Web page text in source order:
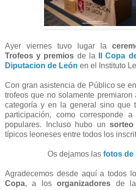
Ayer viernes tuvo lugar la
Trofeos y premios de la
II Copa
Diputacion de León en el Instituto
Con gran asistencia de Público se
trofeos que no solamente
categoría y en la general sino que
participación, como corresponde
populares. Incluso hubo un sorteo
típicos leoneses entre todos los
Os dejamos las fotos de
Agradecemos desde aquí a todos
Copa, a losorganizadores de